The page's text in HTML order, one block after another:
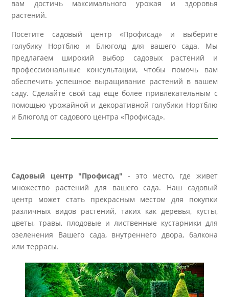
вам достичь максимального урожая и здоровья
растений.
Посетите садовый центр «Профисад» и выберите
голубику Нортблю и Блюголд для вашего сада. Мы
предлагаем широкий выбор садовых растений и
профессиональные консультации, чтобы помочь вам
обеспечить успешное выращивание растений в вашем
саду. Сделайте свой сад еще более привлекательным с
помощью урожайной и декоративной голубики Нортблю
и Блюголд от садового центра «Профисад».
Садовый центр "Профисад" - это место, где живет
множество растений для вашего сада. Наш садовый
центр может стать прекрасным местом для покупки
различных видов растений, таких как деревья, кусты,
цветы, травы, плодовые и лиственные кустарники для
озеленения Вашего сада, внутреннего двора, балкона
или террасы.